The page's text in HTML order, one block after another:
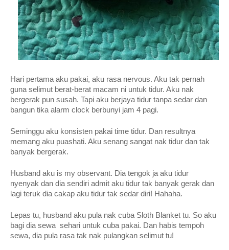
Hari pertama aku pakai, aku rasa nervous. Aku tak pernah
guna selimut berat-berat macam ni untuk tidur. Aku nak
bergerak pun susah. Tapi aku berjaya tidur tanpa sedar dan
bangun tika alarm clock berbunyi jam 4 pagi.
Seminggu aku konsisten pakai time tidur. Dan resultnya
memang aku puashati. Aku senang sangat nak tidur dan tak
banyak bergerak.
Husband aku is my observant. Dia tengok ja aku tidur
nyenyak dan dia sendiri admit aku tidur tak banyak gerak dan
lagi teruk dia cakap aku tidur tak sedar diri! Hahaha.
Lepas tu, husband aku pula nak cuba Sloth Blanket tu. So aku
bagi dia sewa  sehari untuk cuba pakai. Dan habis tempoh
sewa, dia pula rasa tak nak pulangkan selimut tu!